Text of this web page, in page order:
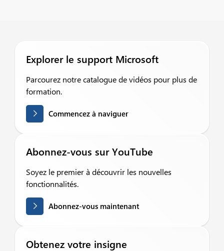
Explorer le support Microsoft
Parcourez notre catalogue de vidéos pour plus de
formation.
Commencez à naviguer
Abonnez-vous sur YouTube
Soyez le premier à découvrir les nouvelles
fonctionnalités.
Abonnez-vous maintenant
Obtenez votre insigne